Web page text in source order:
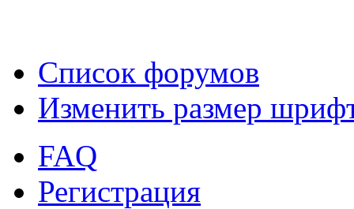
Список форумов
Изменить размер
FAQ
Регистрация